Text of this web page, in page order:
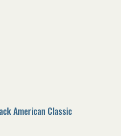
American Classic